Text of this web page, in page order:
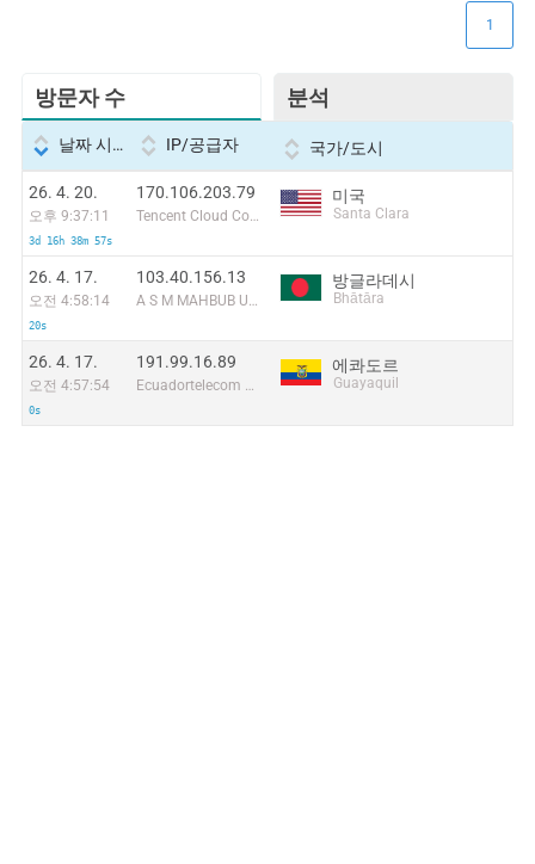
방문자 수 분석
1
날짜 시간 IP/공급자 국가/도시
26. 4. 20.
오후 9:37:11
3d 16h 38m 57s
170.106.203.79
Tencent Cloud Computing (Beijing) Co
미국
Santa Clara
26. 4. 17.
오전 4:58:14
20s
103.40.156.13
A S M MAHBUB ULLAH
방글라데시
Bhātāra
26. 4. 17.
오전 4:57:54
0s
191.99.16.89
Ecuadortelecom S.A.
에콰도르
Guayaquil